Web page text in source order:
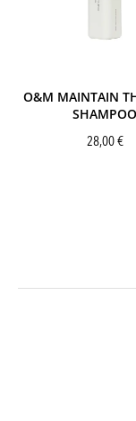
O&M MAINTAIN
SHAMPOO
28,00€